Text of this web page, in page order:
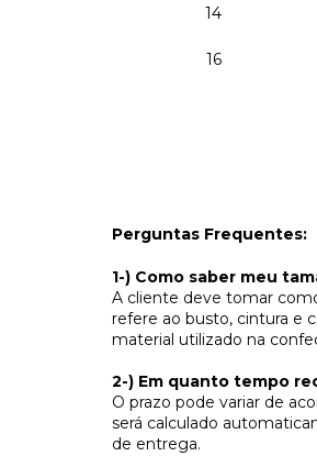
14
16
Perguntas Frequentes:
1-) Como saber meu
A cliente deve tomar
refere ao busto, cintura e
material utilizado na
2-) Em quanto tempo
O prazo pode variar de
será calculado
de entrega.